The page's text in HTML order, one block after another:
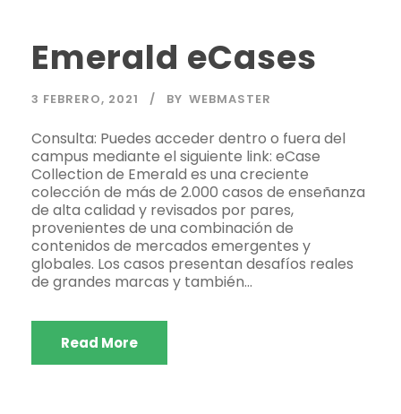
Emerald eCases
3 FEBRERO, 2021 BY WEBMASTER
Consulta: Puedes acceder dentro o fuera del
campus mediante el siguiente link: eCase
Collection de Emerald es una creciente
colección de más de 2.000 casos de enseñanza
de alta calidad y revisados por pares,
provenientes de una combinación de
contenidos de mercados emergentes y
globales. Los casos presentan desafíos reales
de grandes marcas y también...
Read More